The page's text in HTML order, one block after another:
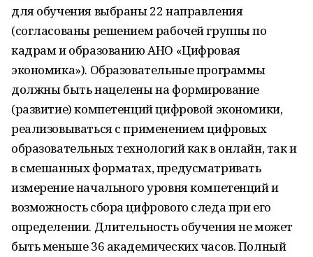
для обучения выбраны 22 направления
(согласованы решением рабочей группы по
кадрам и образованию АНО «Цифровая
экономика»). Образовательные программы
должны быть нацелены на формирование
(развитие) компетенций цифровой экономики,
реализовываться с применением цифровых
образовательных технологий как в онлайн, так и
в смешанных форматах, предусматривать
измерение начального уровня компетенций и
возможность сбора цифрового следа при его
определении. Длительность обучения не может
быть меньше 36 академических часов. Полный